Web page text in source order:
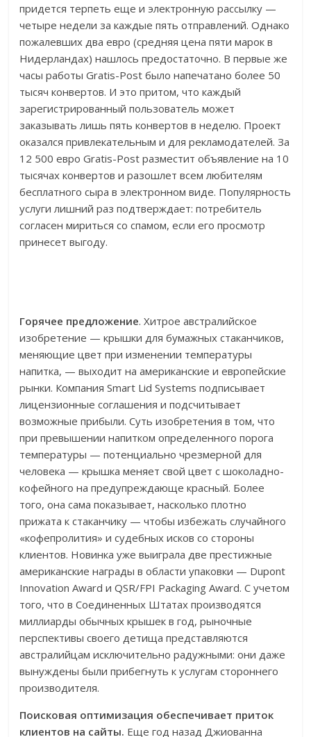
придется терпеть еще и электронную рассылку —
четыре недели за каждые пять отправлений. Однако
пожалевших два евро (средняя цена пяти марок в
Нидерландах) нашлось предостаточно. В первые же
часы работы Gratis-Post было напечатано более 50
тысяч конвертов. И это притом, что каждый
зарегистрированный пользователь может
заказывать лишь пять конвертов в неделю. Проект
оказался привлекательным и для рекламодателей. За
12 500 евро Gratis-Post разместит объявление на 10
тысячах конвертов и разошлет всем любителям
бесплатного сыра в электронном виде. Популярность
услуги лишний раз подтверждает: потребитель
согласен мириться со спамом, если его просмотр
принесет выгоду.
Горячее предложение. Хитрое австралийское
изобретение — крышки для бумажных стаканчиков,
меняющие цвет при изменении температуры
напитка, — выходит на американские и европейские
рынки. Компания Smart Lid Systems подписывает
лицензионные соглашения и подсчитывает
возможные прибыли. Суть изобретения в том, что
при превышении напитком определенного порога
температуры — потенциально чрезмерной для
человека — крышка меняет свой цвет с шоколадно-
кофейного на предупреждающе красный. Более
того, она сама показывает, насколько плотно
прижата к стаканчику — чтобы избежать случайного
«кофепролития» и судебных исков со стороны
клиентов. Новинка уже выиграла две престижные
американские награды в области упаковки — Dupont
Innovation Award и QSR/FPI Packaging Award. С учетом
того, что в Соединенных Штатах производятся
миллиарды обычных крышек в год, рыночные
перспективы своего детища представляются
австралийцам исключительно радужными: они даже
вынуждены были прибегнуть к услугам стороннего
производителя.
Поисковая оптимизация обеспечивает приток
клиентов на сайты. Еще год назад Джиованна